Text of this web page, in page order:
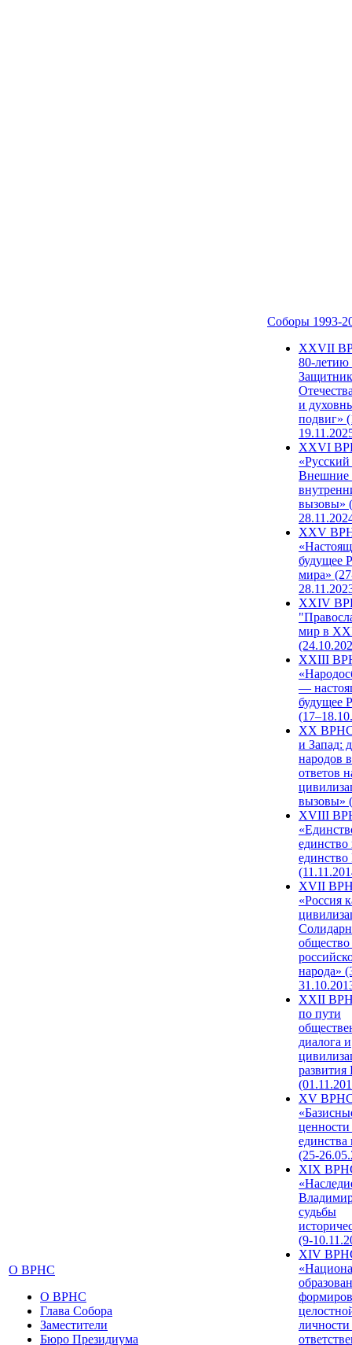
О ВРНС
О ВРНС
Глава Собора
Заместители
Бюро Президиума
Соборы 1993-
ХХVII
80-
и
подвиг»
XXVI
Внешние
вызовы»
XXV
будущее
мира»
XXIV
мир в
XXIII
—
будущее
XX ВРНС
и Запад:
народов
ответов
вызовы»
XVIII
единство
единство
XVII
«Россия
народа»
XXII
по пути
диалога и
развития
XV
единства
(25-
XIX
судьбы
(9-
XIV